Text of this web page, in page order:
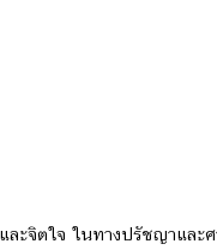
ตใจ ในทางปรัชญาและ